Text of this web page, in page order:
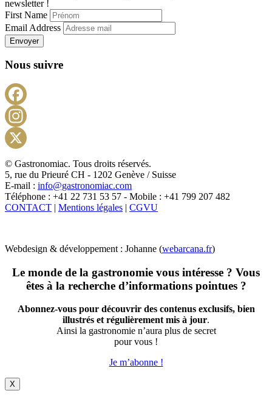
newsletter !
First Name
Email Address
Envoyer
Nous suivre
X
© Gastronomiac. Tous droits réservés.
5, rue du Prieuré CH - 1202 Genève / Suisse
E-mail : info@gastronomiac.com
Téléphone : +41 22 731 53 57 - Mobile : +41 799 207 482
CONTACT | Mentions légales | CGVU
Webdesign & développement : Johanne (webarcana.fr)
Le monde de la gastronomie vous intéresse ? Vous
êtes à la recherche d’informations pointues ?
Abonnez-vous pour découvrir des contenus exclusifs, bien
illustrés et régulièrement mis à jour.
Ainsi la gastronomie n’aura plus de secret
pour vous !
Je m’abonne !
X